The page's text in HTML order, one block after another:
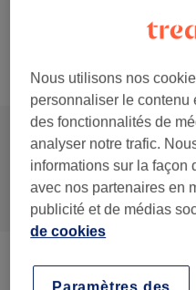
Ma prestation en
Recherchez dans
Tout
Massage Classique (11)
Nous utilisons nos
personnaliser le contenu
des fonctionnalités de
analyser notre trafic.
informations sur la façon
avec nos partenaires en
publicité et de médias
de cookies